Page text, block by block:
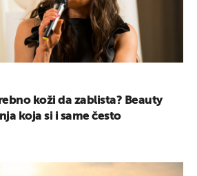
koži da zablista? Beauty
koja si i same često